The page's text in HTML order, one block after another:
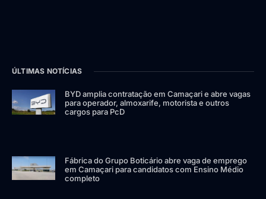
ÚLTIMAS NOTÍCIAS
BYD amplia contratação em Camaçari e abre vagas
para operador, almoxarife, motorista e outros
cargos para PcD
Fábrica do Grupo Boticário abre vaga de emprego
em Camaçari para candidatos com Ensino Médio
completo